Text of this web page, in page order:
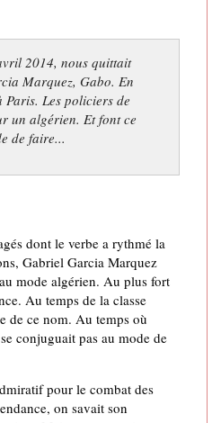
2014, nous quittait
Marquez, Gabo. En
Les policiers de
un algérien. Et font ce
de faire...
dont le verbe a rythmé la
Gabriel Garcia Marquez
mode algérien. Au plus fort
Au temps de la classe
de ce nom. Au temps où
conjuguait pas au mode de
pour le combat des
on savait son